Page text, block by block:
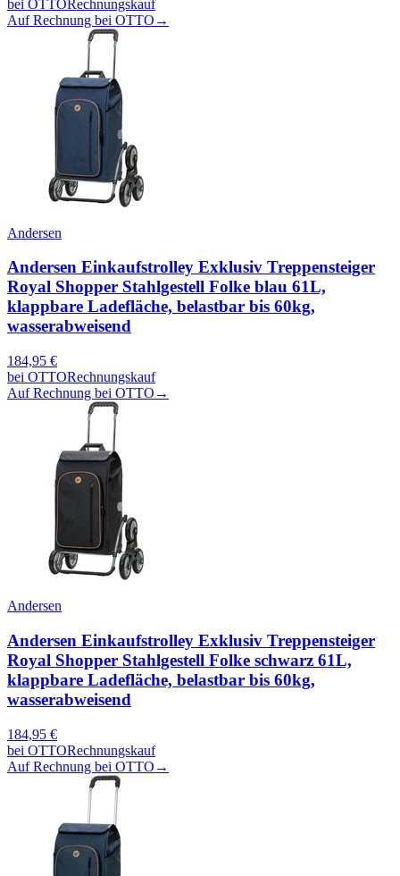
bei OTTORechnungskauf
Auf Rechnung bei OTTO →
Andersen
Andersen Einkaufstrolley Exklusiv Treppensteiger
Royal Shopper Stahlgestell Folke blau 61L,
klappbare Ladefläche, belastbar bis 60kg,
wasserabweisend
184,95 €
bei OTTORechnungskauf
Auf Rechnung bei OTTO →
Andersen
Andersen Einkaufstrolley Exklusiv Treppensteiger
Royal Shopper Stahlgestell Folke schwarz 61L,
klappbare Ladefläche, belastbar bis 60kg,
wasserabweisend
184,95 €
bei OTTORechnungskauf
Auf Rechnung bei OTTO →